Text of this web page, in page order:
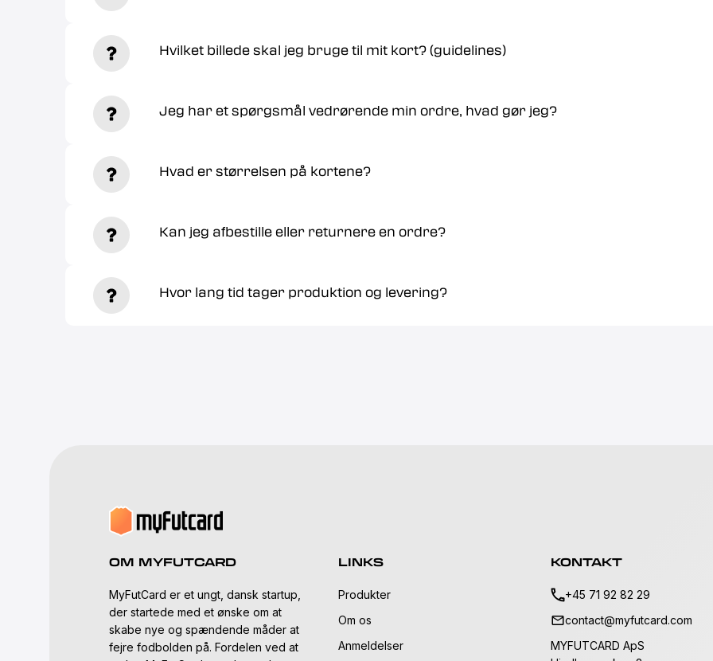
Hvilket billede skal jeg bruge til mit kort? (guidelines)
Jeg har et spørgsmål vedrørende min ordre, hvad gør jeg?
Hvad er størrelsen på kortene?
Kan jeg afbestille eller returnere en ordre?
Hvor lang tid tager produktion og levering?
OM MYFUTCARD
MyFutCard er et ungt, dansk startup,
der startede med et ønske om at
skabe nye og spændende måder at
fejre fodbolden på. Fordelen ved at
LINKS
Produkter
Om os
Anmeldelser
KONTAKT
+45 71 92 82 29
contact@myfutcard.com
MYFUTCARD ApS